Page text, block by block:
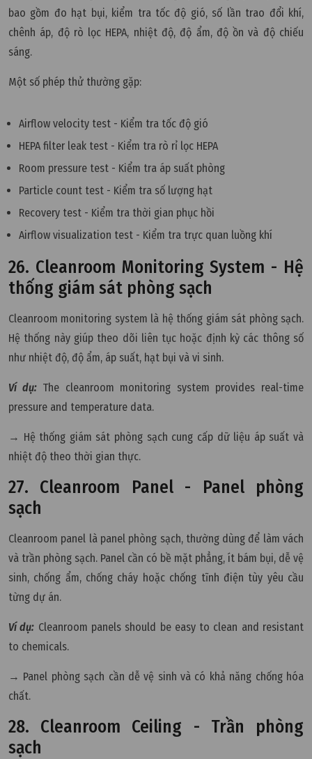
bao gồm đo hạt bụi, kiểm tra tốc độ gió, số lần trao đổi khí,
chênh áp, độ rò lọc HEPA, nhiệt độ, độ ẩm, độ ồn và độ chiếu
sáng.
Một số phép thử thường gặp:
Airflow velocity test - Kiểm tra tốc độ gió
HEPA filter leak test - Kiểm tra rò rỉ lọc HEPA
Room pressure test - Kiểm tra áp suất phòng
Particle count test - Kiểm tra số lượng hạt
Recovery test - Kiểm tra thời gian phục hồi
Airflow visualization test - Kiểm tra trực quan luồng khí
26. Cleanroom Monitoring System - Hệ
thống giám sát phòng sạch
Cleanroom monitoring system là hệ thống giám sát phòng sạch.
Hệ thống này giúp theo dõi liên tục hoặc định kỳ các thông số
như nhiệt độ, độ ẩm, áp suất, hạt bụi và vi sinh.
Ví dụ:The cleanroom monitoring system provides real-time
pressure and temperature data.
→ Hệ thống giám sát phòng sạch cung cấp dữ liệu áp suất và
nhiệt độ theo thời gian thực.
27. Cleanroom Panel - Panel phòng
sạch
Cleanroom panel là panel phòng sạch, thường dùng để làm vách
và trần phòng sạch. Panel cần có bề mặt phẳng, ít bám bụi, dễ vệ
sinh, chống ẩm, chống cháy hoặc chống tĩnh điện tùy yêu cầu
từng dự án.
Ví dụ: Cleanroom panels should be easy to clean and resistant
to chemicals.
→ Panel phòng sạch cần dễ vệ sinh và có khả năng chống hóa
chất.
28. Cleanroom Ceiling - Trần phòng
sạch